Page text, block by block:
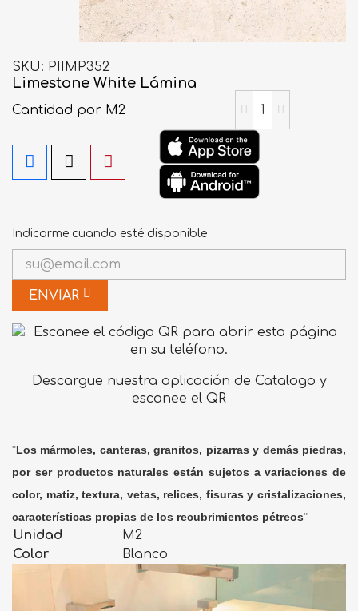
SKU PIIMP352
Limestone White Lámina
Cantidad por M2
Indicarme cuando esté disponible
ENVIAR
Descargue nuestra aplicación de Catalogo y
escanee el QR
"Los mármoles, canteras, granitos, pizarras y demás piedras,
por ser productos naturales están sujetos a variaciones de
color, matiz, textura, vetas, relices, fisuras y cristalizaciones,
características propias de los recubrimientos pétreos"
Unidad
M2
Color
Blanco